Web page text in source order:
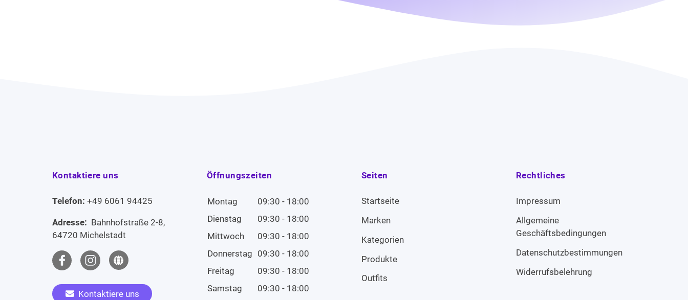
Kontaktiere uns
Telefon: +49 6061 94425
Adresse: Bahnhofstraße 2-8,
64720 Michelstadt
Kontaktiere uns
Öffnungszeiten
Montag
09:30 - 18:00
Dienstag
09:30 - 18:00
Mittwoch
09:30 - 18:00
Donnerstag 09:30 - 18:00
Freitag
09:30 - 18:00
Samstag
09:30 - 18:00
Seiten
Startseite
Marken
Kategorien
Produkte
Outfits
Rechtliches
Impressum
Allgemeine
Geschäftsbedingungen
Datenschutzbestimmungen
Widerrufsbelehrung